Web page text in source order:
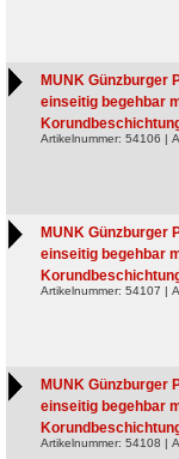
MUNK Günzburger
einseitig begehbar
Artikelnummer: 54106 |
MUNK Günzburger
einseitig begehbar
Artikelnummer: 54107 |
MUNK Günzburger
einseitig begehbar
Artikelnummer: 54108 |